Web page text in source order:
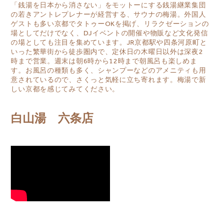
「銭湯を日本から消さない」をモットーにする銭湯継業集団
の若きアントレプレナーが経営する、サウナの梅湯。外国人
ゲストも多い京都でタトゥーOKを掲げ、リラクゼーションの
場としてだけでなく、DJイベントの開催や物販など文化発信
の場としても注目を集めています。JR京都駅や四条河原町と
いった繁華街から徒歩圏内で、定休日の木曜日以外は深夜2
時まで営業。週末は朝6時から12時まで朝風呂も楽しめま
す。お風呂の種類も多く、シャンプーなどのアメニティも用
意されているので、さくっと気軽に立ち寄れます。梅湯で新
しい京都を感じてみてください。
白山湯 六条店